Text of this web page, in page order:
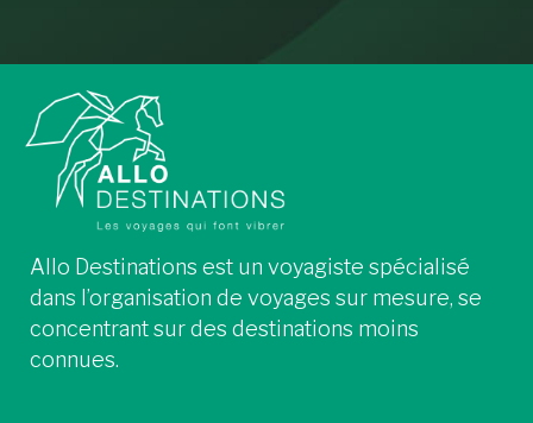
Allo Destinations est un voyagiste spécialisé
dans l’organisation de voyages sur mesure, se
concentrant sur des destinations moins
connues.